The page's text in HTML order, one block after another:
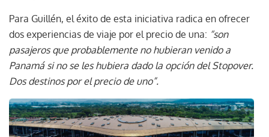
Para Guillén, el éxito de esta iniciativa radica en ofrecer
dos experiencias de viaje por el precio de una: “son
pasajeros que probablemente no hubieran venido a
Panamá si no se les hubiera dado la opción del Stopover.
Dos destinos por el precio de uno”.